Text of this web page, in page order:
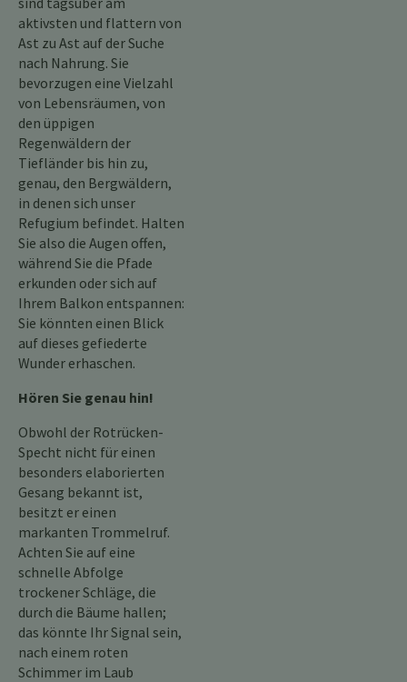
aktivsten und flattern von
Ast zu Ast auf der Suche
nach Nahrung. Sie
bevorzugen eine Vielzahl
von Lebensräumen, von
den üppigen
Regenwäldern der
Tiefländer bis hin zu,
genau, den Bergwäldern,
in denen sich unser
Refugium befindet. Halten
Sie also die Augen offen,
während Sie die Pfade
erkunden oder sich auf
Ihrem Balkon entspannen:
Sie könnten einen Blick
auf dieses gefiederte
Wunder erhaschen.
Hören Sie genau hin!
Obwohl der Rotrücken-
Specht nicht für einen
besonders elaborierten
Gesang bekannt ist,
besitzt er einen
markanten Trommelruf.
Achten Sie auf eine
schnelle Abfolge
trockener Schläge, die
durch die Bäume hallen;
das könnte Ihr Signal sein,
nach einem roten
Schimmer im Laub